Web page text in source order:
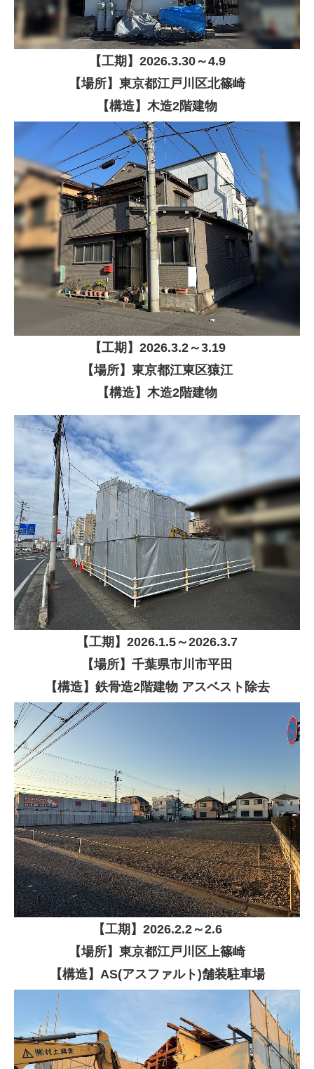
【工期】 2026.3.30～4.9
【場所】東京都江戸川区北篠崎
【構造】木造2階建物
【工期】 2026.3.2～3.19
【場所】東京都江東区猿江
【構造】木造2階建物
【工期】 2026.1.5～2026.3.7
【場所】千葉県市川市平田
【構造】鉄骨造2階建物 アスベスト除去
【工期】 2026.2.2～2.6
【場所】東京都江戸川区上篠崎
【構造】AS(アスファルト)舗装駐車場